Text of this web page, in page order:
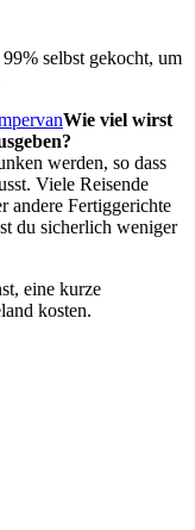
selbst gekocht, um
Wie viel wirst
werden, so dass
Viele Reisende
andere Fertiggerichte
du sicherlich weniger
eine kurze
kosten.